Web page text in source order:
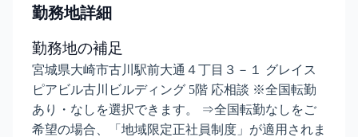
勤務地詳細
勤務地の補足
宮城県大崎市古川駅前大通４丁目３－１ グレイス
ピアビル古川ビルディング 5階 応相談 ※全国転勤
あり・なしを選択できます。 ⇒全国転勤なしをご
希望の場合、「地域限定正社員制度」が適用されま